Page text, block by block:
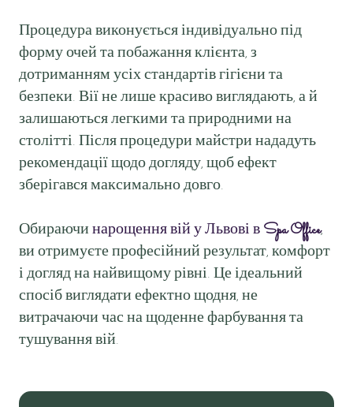
Процедура виконується індивідуально під
форму очей та побажання клієнта, з
дотриманням усіх стандартів гігієни та
безпеки. Вії не лише красиво виглядають, а й
залишаються легкими та природними на
столітті. Після процедури майстри нададуть
рекомендації щодо догляду, щоб ефект
зберігався максимально довго.
Обираючинарощення вій у Львові вSpa Office,
ви отримуєте професійний результат, комфорт
і догляд на найвищому рівні. Це ідеальний
спосіб виглядати ефектно щодня, не
витрачаючи час на щоденне фарбування та
тушування вій.